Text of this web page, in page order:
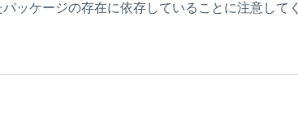
ッケージの存在に依存していることに注意してく